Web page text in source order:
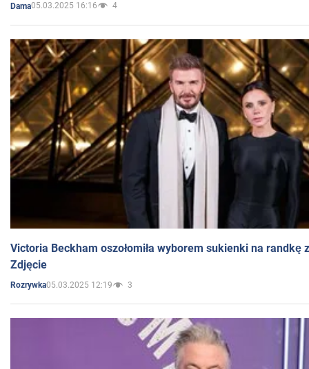
Dama05.03.2025 16:16 4
Victoria Beckham oszołomiła wyborem sukienki na randkę
Zdjęcie
Rozrywka05.03.2025 12:19 3